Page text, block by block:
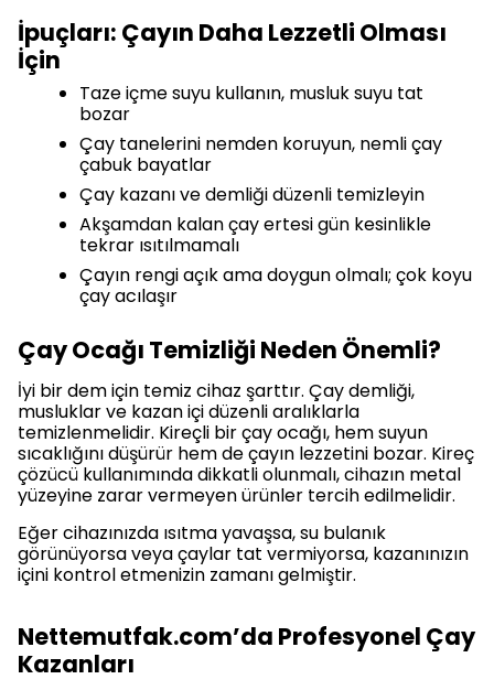
İpuçları: Çayın Daha Lezzetli Olması
İçin
Taze içme suyu kullanın, musluk suyu tat
bozar
Çay tanelerini nemden koruyun, nemli çay
çabuk bayatlar
Çay kazanı ve demliği düzenli temizleyin
Akşamdan kalan çay ertesi gün kesinlikle
tekrar ısıtılmamalı
Çayın rengi açık ama doygun olmalı; çok koyu
çay acılaşır
Çay Ocağı Temizliği Neden Önemli?
İyi bir dem için temiz cihaz şarttır. Çay demliği,
musluklar ve kazan içi düzenli aralıklarla
temizlenmelidir. Kireçli bir çay ocağı, hem suyun
sıcaklığını düşürür hem de çayın lezzetini bozar. Kireç
çözücü kullanımında dikkatli olunmalı, cihazın metal
yüzeyine zarar vermeyen ürünler tercih edilmelidir.
Eğer cihazınızda ısıtma yavaşsa, su bulanık
görünüyorsa veya çaylar tat vermiyorsa, kazanınızın
içini kontrol etmenizin zamanı gelmiştir.
Nettemutfak.com’da Profesyonel Çay
Kazanları